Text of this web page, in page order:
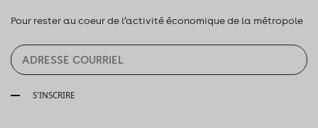
Pour rester au coeur de l’activité économique de la métropole
S'INSCRIRE